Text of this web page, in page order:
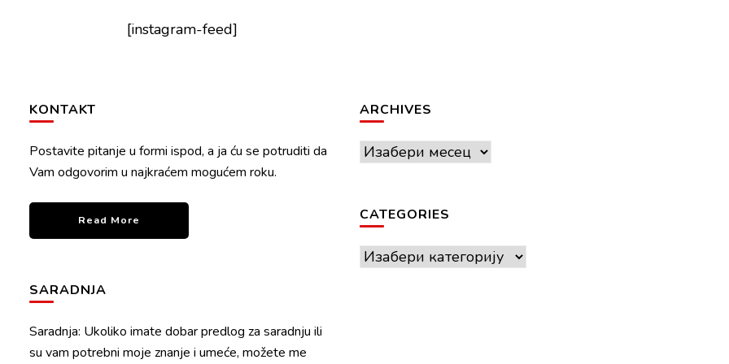
[instagram-feed]
KONTAKT
Postavite pitanje u formi ispod, a ja ću se potruditi da
Vam odgovorim u najkraćem mogućem roku.
Read More
SARADNJA
Saradnja: Ukoliko imate dobar predlog za saradnju ili
su vam potrebni moje znanje i umeće, možete me
ARCHIVES
Archives
CATEGORIES
Categories